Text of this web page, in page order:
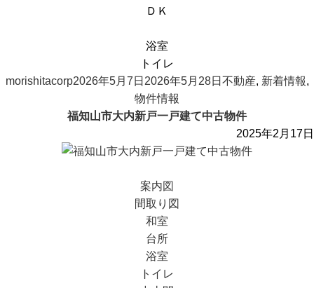
ＤＫ
浴室
トイレ
投
morishitacorp投
日:
2026年5月7日 2026年5月28日 カ
ゴ
ー
不動産, 新着情報,
物件情報
福知山市大内新戸一戸建て中古物件
2025年2月17日
案内図
間取り図
和室
台所
浴室
トイレ